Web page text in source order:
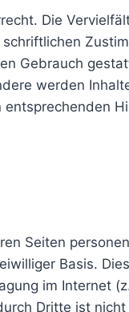
Die
Gebrauch
werden
Seiten
Basis.
im Internet
Dritte ist